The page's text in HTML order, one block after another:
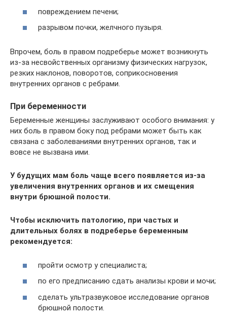
повреждением печени;
разрывом почки, желчного пузыря.
Впрочем, боль в правом подреберье может возникнуть
из-за несвойственных организму физических нагрузок,
резких наклонов, поворотов, соприкосновения
внутренних органов с ребрами.
При беременности
Беременные женщины заслуживают особого внимания: у
них боль в правом боку под ребрами может быть как
связана с заболеваниями внутренних органов, так и
вовсе не вызвана ими.
У будущих мам боль чаще всего появляется из-за
увеличения внутренних органов и их смещения
внутри брюшной полости.
Чтобы исключить патологию, при частых и
длительных болях в подреберье беременным
рекомендуется:
пройти осмотр у специалиста;
по его предписанию сдать анализы крови и мочи;
сделать ультразвуковое исследование органов
брюшной полости.